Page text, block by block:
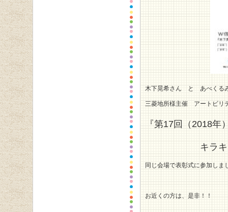
木下晃希さん と あべくる
三菱地所様主催 アートビリ
『第17回（2018年
キラキラっと
同じ会場で表彰式に参加しま
お近くの方は、是非！！